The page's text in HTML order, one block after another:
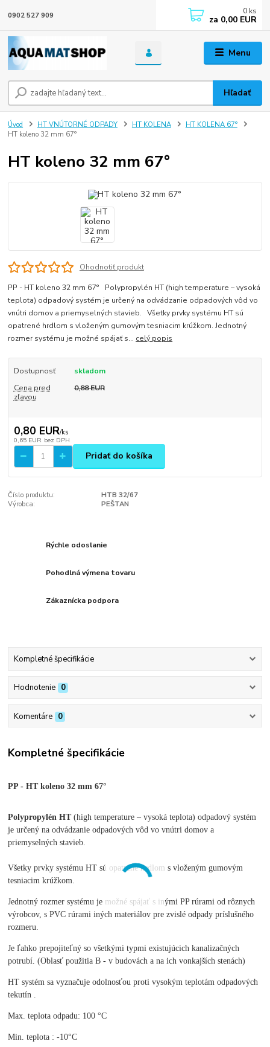
Menu
Hľadať
0902 527 909 0 ks
za 0,00 EUR
Úvod HT VNÚTORNÉ ODPADY HT KOLENA
HT KOLENA 67°
HT koleno 32 mm 67°
HT koleno 32 mm 67°
Ohodnotiť produkt
PP - HT koleno 32 mm 67° Polypropylén HT (high temperature – vysoká
teplota) odpadový systém je určený na odvádzanie odpadových vôd vo
vnútri domov a priemyselných stavieb. Všetky prvky systému HT sú
opatrené hrdlom s vloženým gumovým tesniacim krúžkom. Jednotný
rozmer systému je možné spájať s... celý popis
Dostupnosť
skladom
Cena pred
zľavou
0,88 EUR
0,80 EUR/ks
0,65 EUR bez DPH
Pridať do košíka
Číslo produktu:
HTB 32/67
Výrobca:
PEŠTAN
Rýchle odoslanie
Pohodlná výmena tovaru
Zákaznícka podpora
Kompletné špecifikácie
Hodnotenie 0
Komentáre 0
Kompletné špecifikácie
PP - HT koleno 32 mm 67°
Polypropylén HT(high temperature – vysoká teplota) odpadový systém
je určený na odvádzanie odpadových vôd vo vnútri domov a
priemyselných stavieb.
Všetky prvky systému HT sú opatrené hrdlom s vloženým gumovým
tesniacim krúžkom.
Jednotný rozmer systému je možné spájať s inými PP rúrami od rôznych
výrobcov, s PVC rúrami iných materiálov pre zvislé odpady príslušného
rozmeru.
Je ľahko prepojiteľný so všetkými typmi existujúcich kanalizačných
potrubí. (Oblasť použitia B - v budovách a na ich vonkajších stenách)
HT systém sa vyznačuje odolnosťou proti vysokým teplotám odpadových
tekutín .
Max. teplota odpadu: 100 °C
Min. teplota : -10°C